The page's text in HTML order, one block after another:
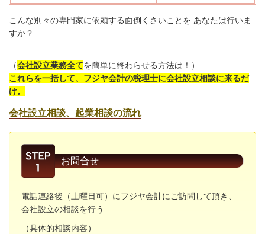
こんな別々の専門家に依頼する面倒くさいことを あなたは行いま
すか？
（会社設立業務全てを簡単に終わらせる方法は！）
これらを一括して、フジヤ会計の税理士に会社設立相談に来るだ
け。
会社設立相談、起業相談の流れ
お問合せ
電話連絡後（土曜日可）にフジヤ会計にご訪問して頂き、
会社設立の相談を行う
（具体的相談内容）